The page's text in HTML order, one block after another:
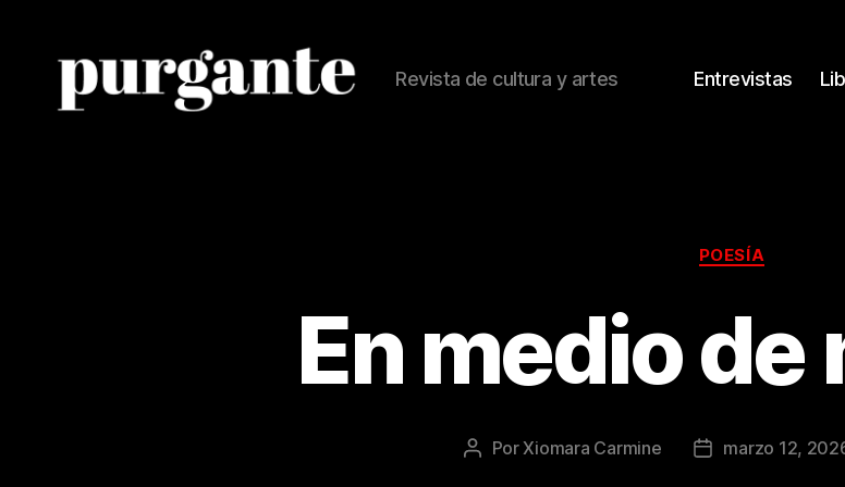
Revista de cultura y artes Entrevistas
Categorías
POESÍA
En medio de
Autor
PorXiomara Carmine
Fechamarzo 12,